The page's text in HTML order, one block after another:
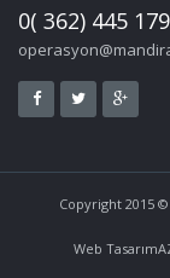
0( 362) 445
Copyright 2015 ©
Web Tasarım